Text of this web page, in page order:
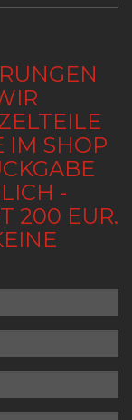
IM SHOP
-
200 EUR.